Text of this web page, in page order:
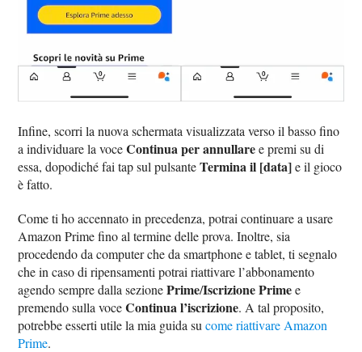
Infine, scorri la nuova schermata visualizzata verso il basso fino
a individuare la voceContinua per annullaree premi su di
essa, dopodiché fai tap sul pulsanteTermina il [data]e il gioco
è fatto.
Come ti ho accennato in precedenza, potrai continuare a usare
Amazon Prime fino al termine delle prova. Inoltre, sia
procedendo da computer che da smartphone e tablet, ti segnalo
che in caso di ripensamenti potrai riattivare l’abbonamento
agendo sempre dalla sezionePrime/Iscrizione Primee
premendo sulla voceContinua l’iscrizione. A tal proposito,
potrebbe esserti utile la mia guida sucome riattivare Amazon
Prime.